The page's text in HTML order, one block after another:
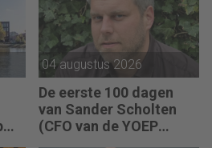
04 augustus 2026
De eerste 100 dagen
van Sander Scholten
(CFO van de YOEP